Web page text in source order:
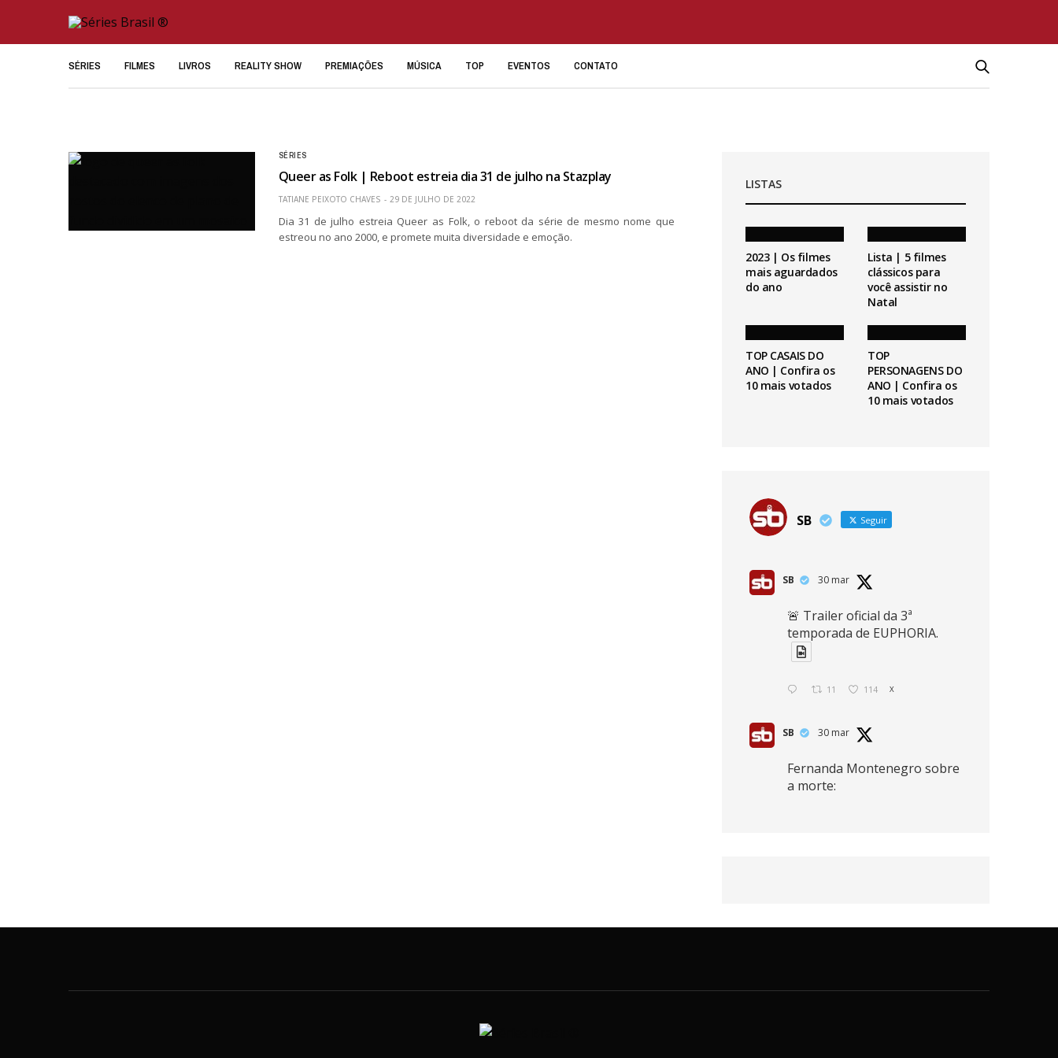
SÉRIES FILMES LIVROS REALITY SHOW PREMIAÇÕES MÚSICA TOP EVENTOS CONTATO
SÉRIES
Queer as Folk | Reboot estreia dia 31 de julho na Stazplay
TATIANE PEIXOTO CHAVES 29 DE JULHO DE 2022
Dia 31 de julho estreia Queer as Folk, o reboot da série de mesmo nome que
estreou no ano 2000, e promete muita diversidade e emoção.
LISTAS
2023 | Os filmes
mais aguardados
do ano
Lista | 5 filmes
clássicos para
você assistir no
Natal
TOP CASAIS DO
ANO | Confira os
10 mais votados
TOP
PERSONAGENS DO
ANO | Confira os
10 mais votados
SB Seguir
SB 30 mar
🚨 Trailer oficial da 3ª
temporada de EUPHORIA.
11 114 X
SB 30 mar
Fernanda Montenegro sobre
a morte:
SB 30 mar